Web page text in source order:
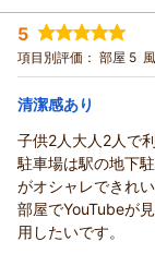
恐縮ながら大変嬉
ウェルカムドリン
ます。
1階レストラン「
の間お召し上がり
ルのメニューをは
ソフトドリンクも
非ご利用いただけ
17時以降は有料
用意しております｡
投稿者： えみちゃんさ
宿泊プラン： 【早期
シングル 朝のみ
宿泊価格帯： 9,001～
この度はリッチ
ありがとうござい
また、お忙しい中
ただきましたこと
お仕事柄、普段か
から、私どもホ
5
項目別評価： 部屋 5
清潔感あり
子供2人大人2人で
駐車場は駅の地下
がオシャレできれい
部屋でYouTubeが
用したいです。